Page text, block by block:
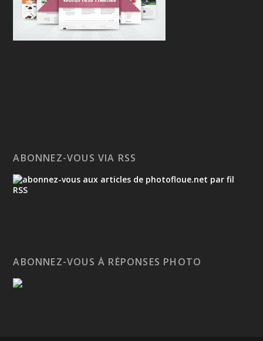
ABONNEZ-VOUS VIA RSS
ABONNEZ-VOUS À RÉPONSES PHOTO